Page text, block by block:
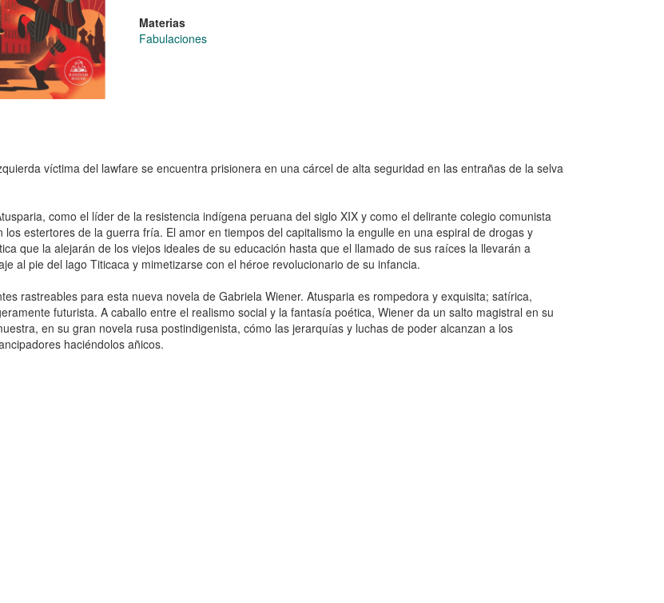
Materias
Fabulaciones
víctima del lawfare se encuentra prisionera en una cárcel de alta seguridad en las entrañas de la selva
como el líder de la resistencia indígena peruana del siglo XIX y como el delirante colegio comunista
los estertores de la guerra fría. El amor en tiempos del capitalismo la engulle en una espiral de drogas y
que la alejarán de los viejos ideales de su educación hasta que el llamado de sus raíces la llevarán a
al pie del lago Titicaca y mimetizarse con el héroe revolucionario de su infancia.
rastreables para esta nueva novela de Gabriela Wiener. Atusparia es rompedora y exquisita; satírica,
futurista. A caballo entre el realismo social y la fantasía poética, Wiener da un salto magistral en su
en su gran novela rusa postindigenista, cómo las jerarquías y luchas de poder alcanzan a los
haciéndolos añicos.